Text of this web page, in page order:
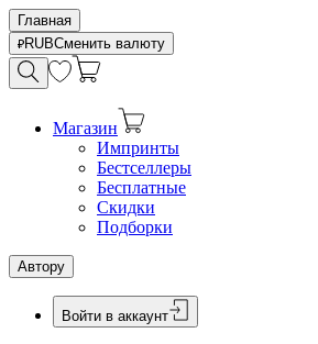
Главная
RUBСменить валюту
Магазин
Импринты
Бестселлеры
Бесплатные
Скидки
Подборки
Автору
Войти в аккаунт